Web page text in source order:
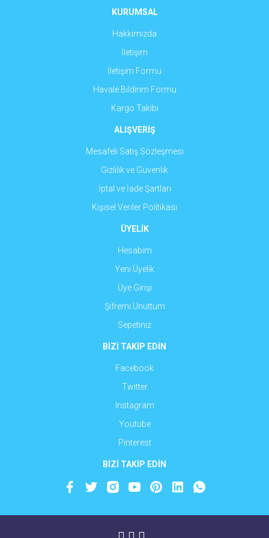
Ürün fiyatı diğer sitelerden daha pahalı.
Gönder
KURUMSAL
Hakkımızda
İletişim
İletişim Formu
Havale Bildirim Formu
Kargo Takibi
ALIŞVERİŞ
Mesafeli Satış Sözleşmesi
Gizlilik ve Güvenlik
İptal ve İade Şartları
Kişisel Veriler Politikası
ÜYELİK
Hesabım
Yeni Üyelik
Üye Girişi
Şifremi Unuttum
Sepetiniz
BİZİ TAKİP EDİN
Facebook
Twitter
Instagram
Youtube
Pinterest
BİZİ TAKİP EDİN